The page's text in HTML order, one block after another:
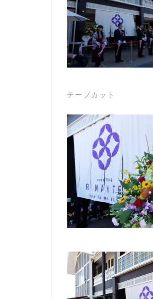
テープカット